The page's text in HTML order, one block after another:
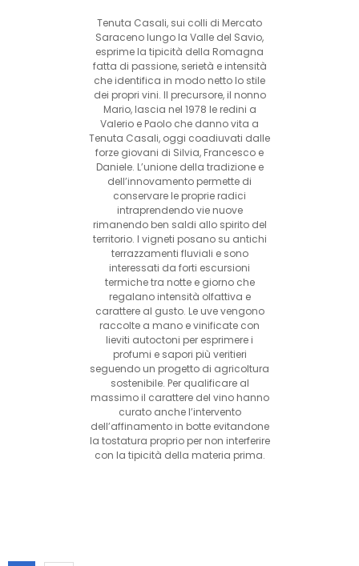
Tenuta Casali, sui colli di Mercato
Saraceno lungo la Valle del Savio,
esprime la tipicità della Romagna
fatta di passione, serietà e intensità
che identifica in modo netto lo stile
dei propri vini. Il precursore, il nonno
Mario, lascia nel 1978 le redini a
Valerio e Paolo che danno vita a
Tenuta Casali, oggi coadiuvati dalle
forze giovani di Silvia, Francesco e
Daniele. L’unione della tradizione e
dell’innovamento permette di
conservare le proprie radici
intraprendendo vie nuove
rimanendo ben saldi allo spirito del
territorio. I vigneti posano su antichi
terrazzamenti fluviali e sono
interessati da forti escursioni
termiche tra notte e giorno che
regalano intensità olfattiva e
carattere al gusto. Le uve vengono
raccolte a mano e vinificate con
lieviti autoctoni per esprimere i
profumi e sapori più veritieri
seguendo un progetto di agricoltura
sostenibile. Per qualificare al
massimo il carattere del vino hanno
curato anche l’intervento
dell’affinamento in botte evitandone
la tostatura proprio per non interferire
con la tipicità della materia prima.